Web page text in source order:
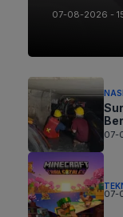
07-08-2026 -
07-
07-